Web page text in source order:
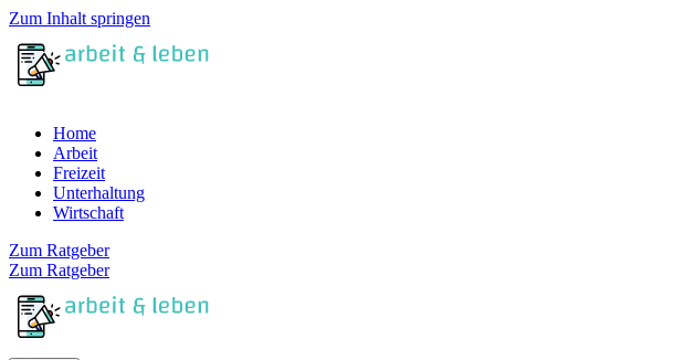
Zum Inhalt springen
Home
Arbeit
Freizeit
Unterhaltung
Wirtschaft
Zum Ratgeber
Zum Ratgeber